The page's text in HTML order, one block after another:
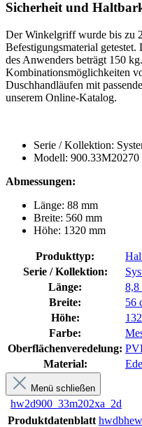
Sicherheit und
Der Winkelgriff wurde bis zu
Befestigungsmaterial
des Anwenders beträgt 150
Kombinationsmöglichkeiten
Duschhandläufen mit
unserem Online-Katalog.
Serie / Kollektion:
Modell: 900.33M20270
Abmessungen:
Länge: 88 mm
Breite: 560 mm
Höhe: 1320 mm
Produkttyp:
Serie / Kollektion:
Länge:
8,8
Breite:
56
Höhe:
Farbe:
Oberflächenveredelung:
Material:
Menü schließen
hw2d900_33m202xa_2d
Produktdatenblatt